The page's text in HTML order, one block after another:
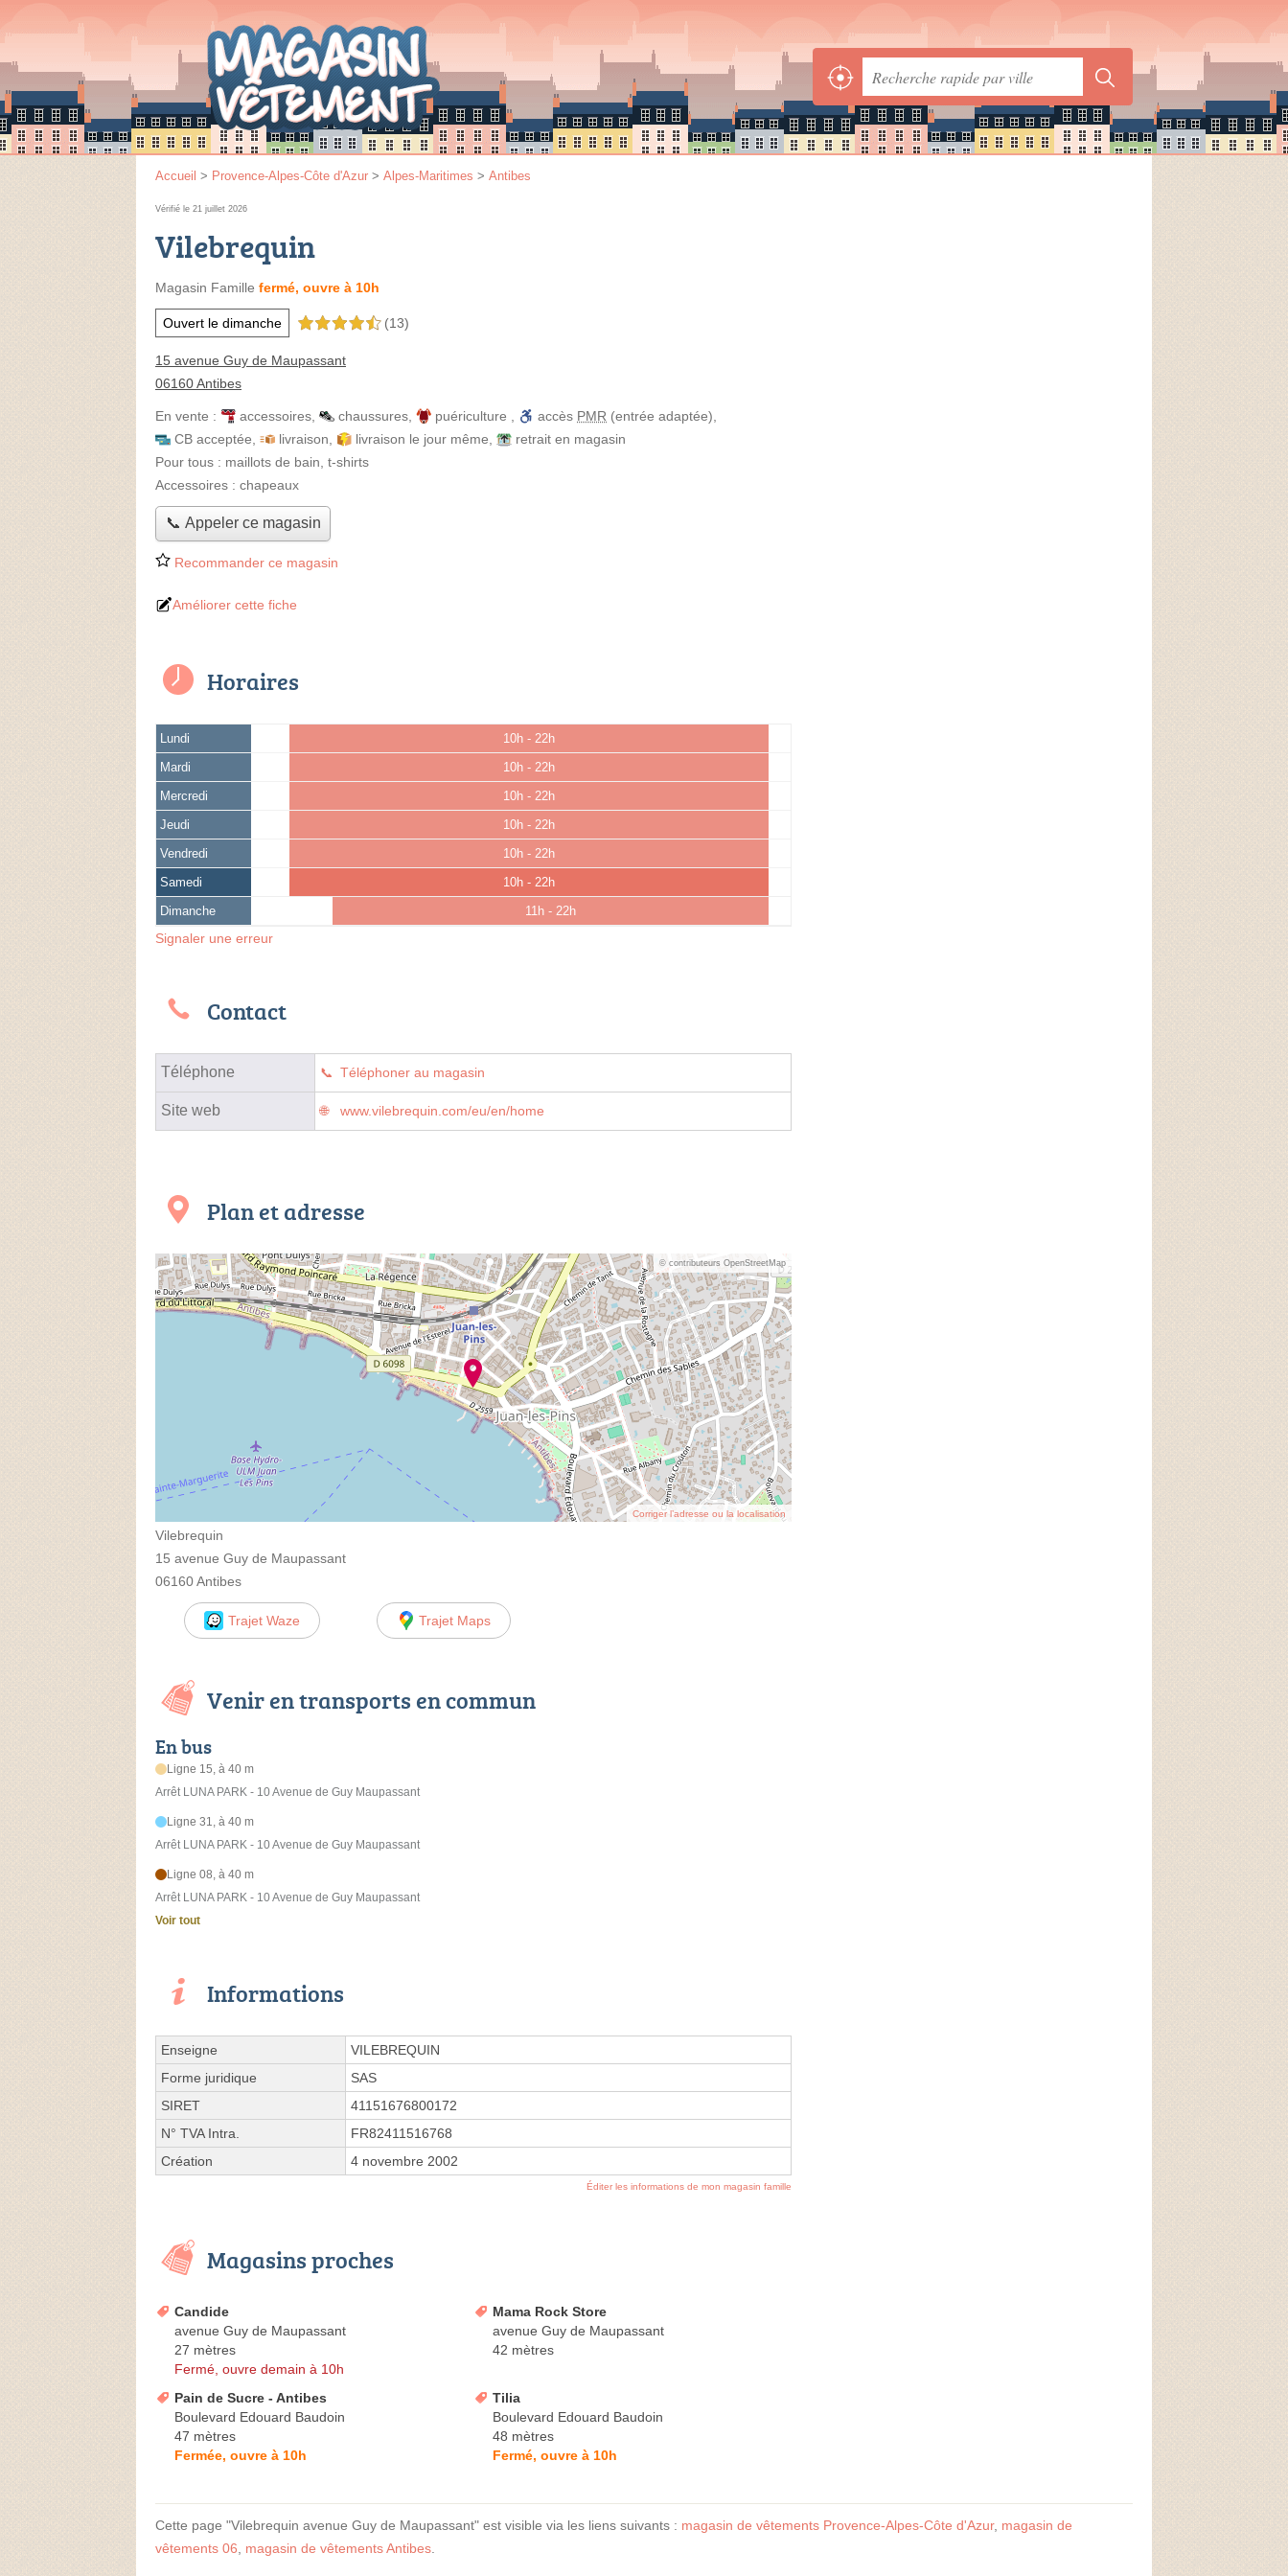
Accueil > Provence-Alpes-Côte d'Azur > Alpes-Maritimes > Antibes
Vérifié le 21 juillet 2026
Vilebrequin
Magasin Famille fermé, ouvre à 10h
Ouvert le dimanche 4,5 étoiles sur 5 (13)
15 avenue Guy de Maupassant
06160 Antibes
En vente : accessoires chaussures puériculture accès PMR (entrée adaptée)
CB acceptée
livraison livraison le jour même
retrait en magasin
Pour tous : maillots de bain, t-shirts
Accessoires : chapeaux
📞 Appeler ce magasin
Recommander ce magasin
Améliorer cette fiche
Horaires
Lundi 10h - 22h
Mardi 10h - 22h
Mercredi 10h - 22h
Jeudi 10h - 22h
Vendredi 10h - 22h
Samedi 10h - 22h
Dimanche 11h - 22h
Signaler une erreur
Contact
Téléphone Téléphoner au magasin
Site web www.vilebrequin.com/eu/en/home
Plan et adresse
© contributeurs OpenStreetMap
Corriger l’adresse ou la localisation
Vilebrequin
15 avenue Guy de Maupassant
06160 Antibes
Trajet Waze Trajet Maps
Venir en transports en commun
En bus
Ligne 15, à 40 m
Arrêt LUNA PARK - 10 Avenue de Guy Maupassant
Ligne 31, à 40 m
Arrêt LUNA PARK - 10 Avenue de Guy Maupassant
Ligne 08, à 40 m
Arrêt LUNA PARK - 10 Avenue de Guy Maupassant
Voir tout
Informations
Enseigne
VILEBREQUIN
Forme juridique
SAS
SIRET
41151676800172
N° TVA Intra.
FR82411516768
Création
4 novembre 2002
Éditer les informations de mon magasin famille
Magasins proches
Candide
avenue Guy de Maupassant
27 mètres
Fermé, ouvre demain à 10h
Mama Rock Store
avenue Guy de Maupassant
42 mètres
Pain de Sucre - Antibes
Boulevard Edouard Baudoin
47 mètres
Fermée, ouvre à 10h
Tilia
Boulevard Edouard Baudoin
48 mètres
Fermé, ouvre à 10h
Cette page "Vilebrequin avenue Guy de Maupassant" est visible via les liens suivants : magasin de vêtements Provence-Alpes-Côte d'Azur, magasin de
vêtements 06
magasin de vêtements Antibes